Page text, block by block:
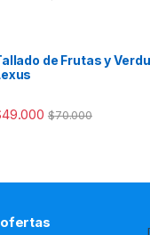
de Frutas y
49.000 $70.000